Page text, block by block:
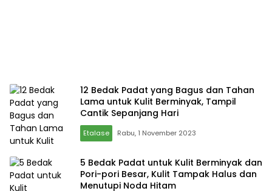
12 Bedak Padat yang Bagus dan Tahan
Lama untuk Kulit Berminyak, Tampil
Cantik Sepanjang Hari
Etalase Rabu, 1 November 2023
5 Bedak Padat untuk Kulit Berminyak dan
Pori-pori Besar, Kulit Tampak Halus dan
Menutupi Noda Hitam